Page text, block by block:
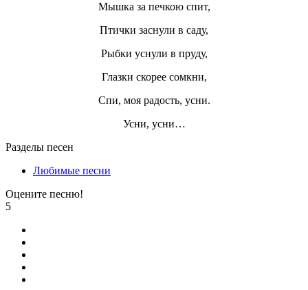
Мышка за печкою спит,
Птички заснули в саду,
Рыбки уснули в пруду,
Глазки скорее сомкни,
Спи, моя радость, усни.
Усни, усни…
Разделы песен
Любимые песни
Оцените песню!
5